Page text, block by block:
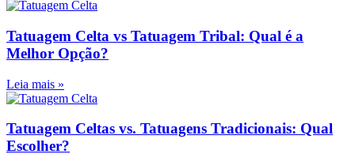
Tatuagem Celta vs Tatuagem Tribal: Qual é a
Melhor Opção?
Leia mais »
Tatuagem Celtas vs. Tatuagens Tradicionais: Qual
Escolher?